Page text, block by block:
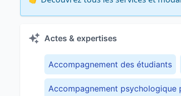
Actes & expertises
Accompagnement des étudiants
Accompagnement